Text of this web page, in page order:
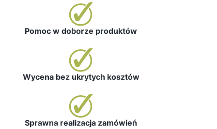
Pomoc w doborze produktów
Wycena bez ukrytych kosztów
Sprawna realizacja zamówień